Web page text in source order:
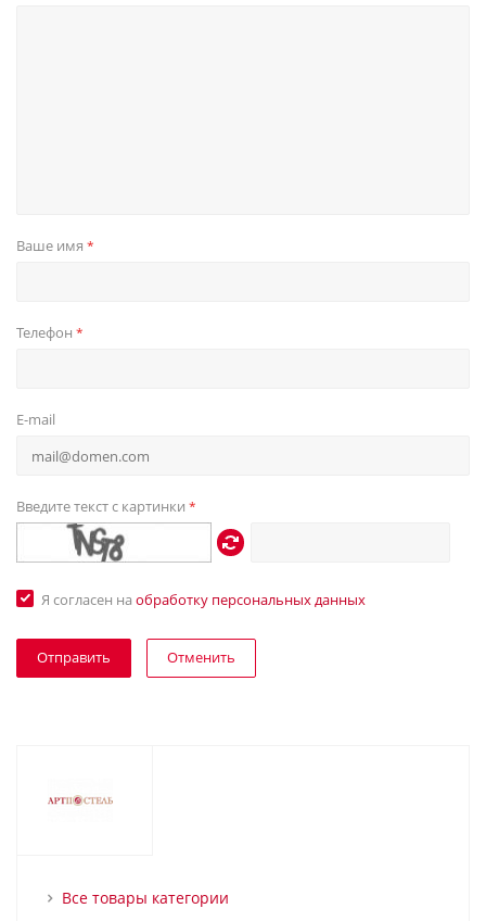
Ваше имя *
Телефон *
E-mail
Введите текст с картинки *
Я согласен на обработку персональных данных
Отменить
Все товары категории